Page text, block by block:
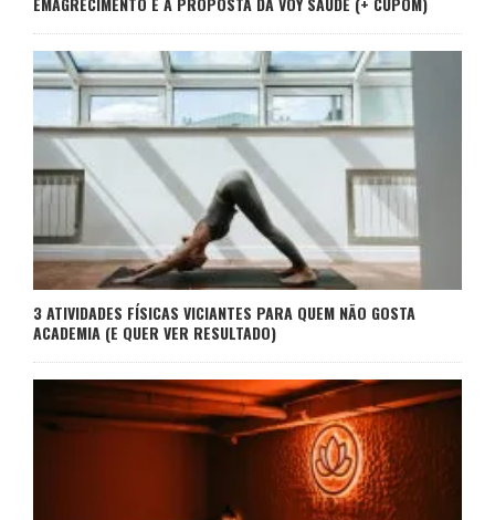
3 ATIVIDADES FÍSICAS VICIANTES PARA QUEM NÃO GOSTA
ACADEMIA (E QUER VER RESULTADO)